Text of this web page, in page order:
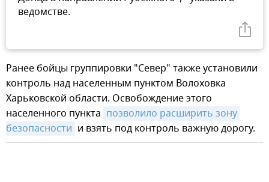
ведомстве.
Ранее бойцы группировки "Север" также установили
контроль над населенным пунктом Волоховка
Харьковской области. Освобождение этого
населенного пункта позволило расширить зону
безопасности и взять под контроль важную дорогу.